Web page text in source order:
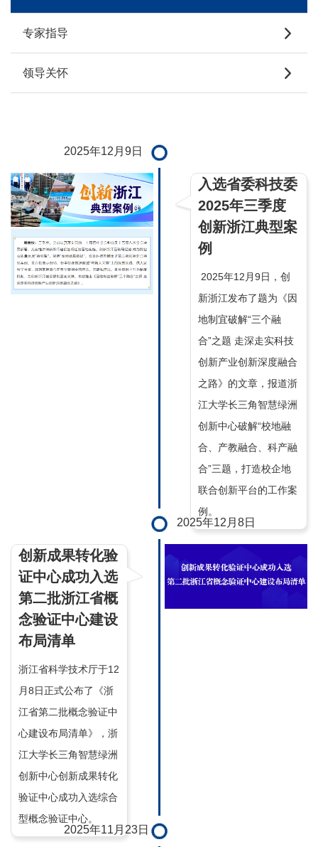
专家指导
领导关怀
入选省委科技委
2025年三季度
创新浙江典型案
例
2025年12月9日，创
新浙江发布了题为《因
地制宜破解“三个融
合”之题 走深走实科技
创新产业创新深度融合
之路》的文章，报道浙
江大学长三角智慧绿洲
创新中心破解“校地融
合、产教融合、科产融
合”三题，打造校企地
联合创新平台的工作案
例。
2025年12月9日
创新成果转化验
证中心成功入选
第二批浙江省概
念验证中心建设
布局清单
浙江省科学技术厅于12
月8日正式公布了《浙
江省第二批概念验证中
心建设布局清单》，浙
江大学长三角智慧绿洲
创新中心创新成果转化
验证中心成功入选综合
型概念验证中心。
2025年12月8日
2025年11月23日